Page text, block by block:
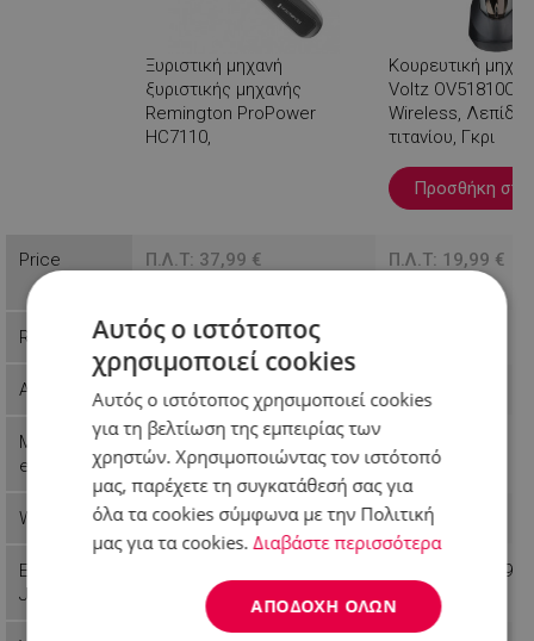
Ξυριστική μηχανή
ξυριστικής μηχανής
Remington ProPower
HC7110,
Κουρευτική
Voltz OV51810C,
Wireless, Λεπίδες
τιτανίου, Γκρι
Προσθήκη στο
Price Π.Λ.Τ: 37,99 € Π.Λ.Τ: 19,99 €
Reference 9HC7110E51
Availability Last items in stock In stock
Manufactur
er
Remington
Weight 0.52 kg 0.63 kg
EAN-13 or
JAN
3800235300299
Αυτός ο ιστότοπος
χρησιμοποιεί cookies
Αυτός ο ιστότοπος χρησιμοποιεί cookies
για τη βελτίωση της εμπειρίας των
χρηστών. Χρησιμοποιώντας τον ιστότοπό
μας, παρέχετε τη συγκατάθεσή σας για
όλα τα cookies σύμφωνα με την Πολιτική
μας για τα cookies. Διαβάστε περισσότερα
ΑΠΟΔΟΧΉ ΌΛΩΝ